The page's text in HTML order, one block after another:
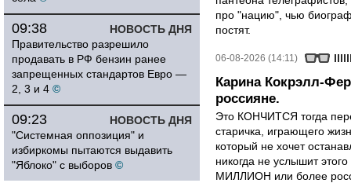
НОВОСТЬ ДНЯ
09:38
Правительство разрешило
продавать в РФ бензин ранее
запрещенных стандартов Евро —
2, 3 и 4 ©
НОВОСТЬ ДНЯ
09:23
"Системная оппозиция" и
избиркомы пытаются выдавить
"Яблоко" с выборов ©
про "нацию", чью
постят.
06-08-2026 (14:11)
Карина Кокрэлл-
россияне.
Это КОНЧИТСЯ тогда
старичка, играющего
который не хочет
никогда не услышит
МИЛЛИОН или более